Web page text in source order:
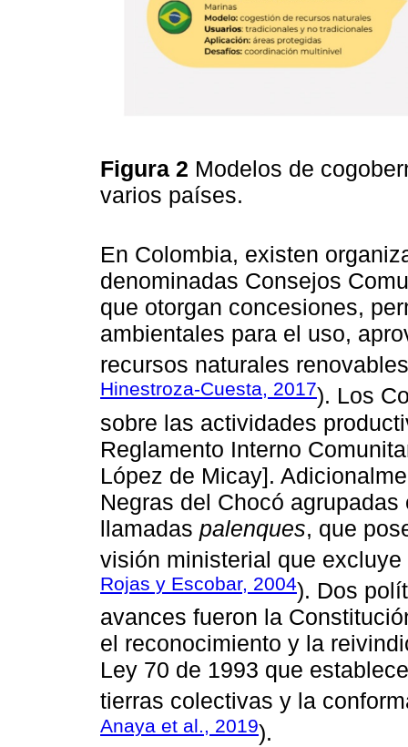
Figura 2 Modelos de
varios países.
En Colombia, existen
denominadas Consejos
que otorgan concesiones,
ambientales para el uso,
recursos naturales
Hinestroza-Cuesta, 2017). Los
sobre las actividades
Reglamento Interno
López de Micay].
Negras del Chocó
llamadas palenques, que
visión ministerial que
Rojas y Escobar, 2004). Dos
avances fueron la
el reconocimiento y la
Ley 70 de 1993 que
tierras colectivas y la
Anaya et al., 2019).